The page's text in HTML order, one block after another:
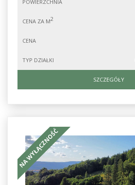
POWIERZCHNIA
CENA ZA M2
CENA
TYP DZIAŁKI
SZCZEGÓŁY
NA WYŁĄCZNOŚĆ